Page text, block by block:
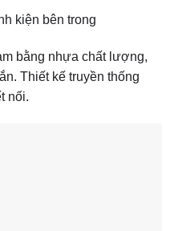
kiện bên trong
bằng nhựa chất lượng,
Thiết kế truyền thống
nối.